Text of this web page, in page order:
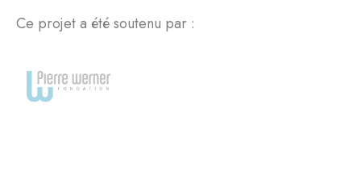
Ce projet a été soutenu par :